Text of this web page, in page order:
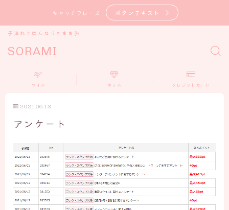
キャッチフレーズ ボタンテキスト
SORAMI
子連れではんなりきまま旅
マイル ホテル クレジットカード
2021.06.13
アンケート